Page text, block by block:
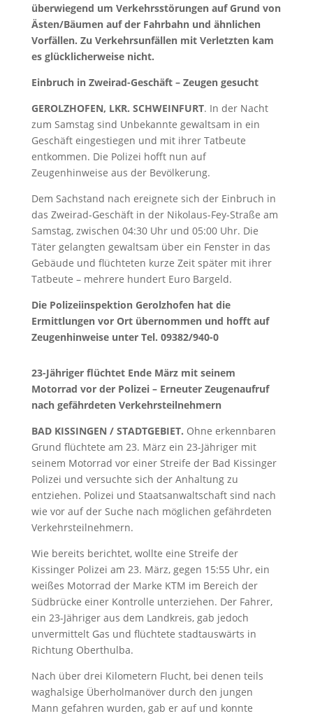
überwiegend um Verkehrsstörungen auf Grund von
Ästen/Bäumen auf der Fahrbahn und ähnlichen
Vorfällen. Zu Verkehrsunfällen mit Verletzten kam
es glücklicherweise nicht.
Einbruch in Zweirad-Geschäft – Zeugen gesucht
GEROLZHOFEN, LKR. SCHWEINFURT. In der Nacht
zum Samstag sind Unbekannte gewaltsam in ein
Geschäft eingestiegen und mit ihrer Tatbeute
entkommen. Die Polizei hofft nun auf
Zeugenhinweise aus der Bevölkerung.
Dem Sachstand nach ereignete sich der Einbruch in
das Zweirad-Geschäft in der Nikolaus-Fey-Straße am
Samstag, zwischen 04:30 Uhr und 05:00 Uhr. Die
Täter gelangten gewaltsam über ein Fenster in das
Gebäude und flüchteten kurze Zeit später mit ihrer
Tatbeute – mehrere hundert Euro Bargeld.
Die Polizeiinspektion Gerolzhofen hat die
Ermittlungen vor Ort übernommen und hofft auf
Zeugenhinweise unter Tel. 09382/940-0
23-Jähriger flüchtet Ende März mit seinem
Motorrad vor der Polizei – Erneuter Zeugenaufruf
nach gefährdeten Verkehrsteilnehmern
BAD KISSINGEN / STADTGEBIET. Ohne erkennbaren
Grund flüchtete am 23. März ein 23-Jähriger mit
seinem Motorrad vor einer Streife der Bad Kissinger
Polizei und versuchte sich der Anhaltung zu
entziehen. Polizei und Staatsanwaltschaft sind nach
wie vor auf der Suche nach möglichen gefährdeten
Verkehrsteilnehmern.
Wie bereits berichtet, wollte eine Streife der
Kissinger Polizei am 23. März, gegen 15:55 Uhr, ein
weißes Motorrad der Marke KTM im Bereich der
Südbrücke einer Kontrolle unterziehen. Der Fahrer,
ein 23-Jähriger aus dem Landkreis, gab jedoch
unvermittelt Gas und flüchtete stadtauswärts in
Richtung Oberthulba.
Nach über drei Kilometern Flucht, bei denen teils
waghalsige Überholmanöver durch den jungen
Mann gefahren wurden, gab er auf und konnte